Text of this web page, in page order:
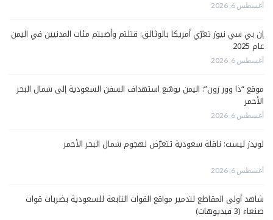
أغسطس 6, 2026
إن بي سي نيوز تعرّي أمريكا بالوثائق: قتلتم وأصبتم مئات المدنيين في اليمن
عام 2025
أغسطس 6, 2026
موقع “ذا وور زون”: اليمن يوسّع استهداف السفن السعودية إلى شمال البحر
الأحمر
أغسطس 6, 2026
لويدز ليست: ناقلة سعودية تتعرّض لهجوم شمال البحر الأحمر
أغسطس 6, 2026
شاهد أولى المقاطع لتدمير مواقع القوات التابعة للسعودية بضربات قوات
صنعاء (3 فيديوهات)